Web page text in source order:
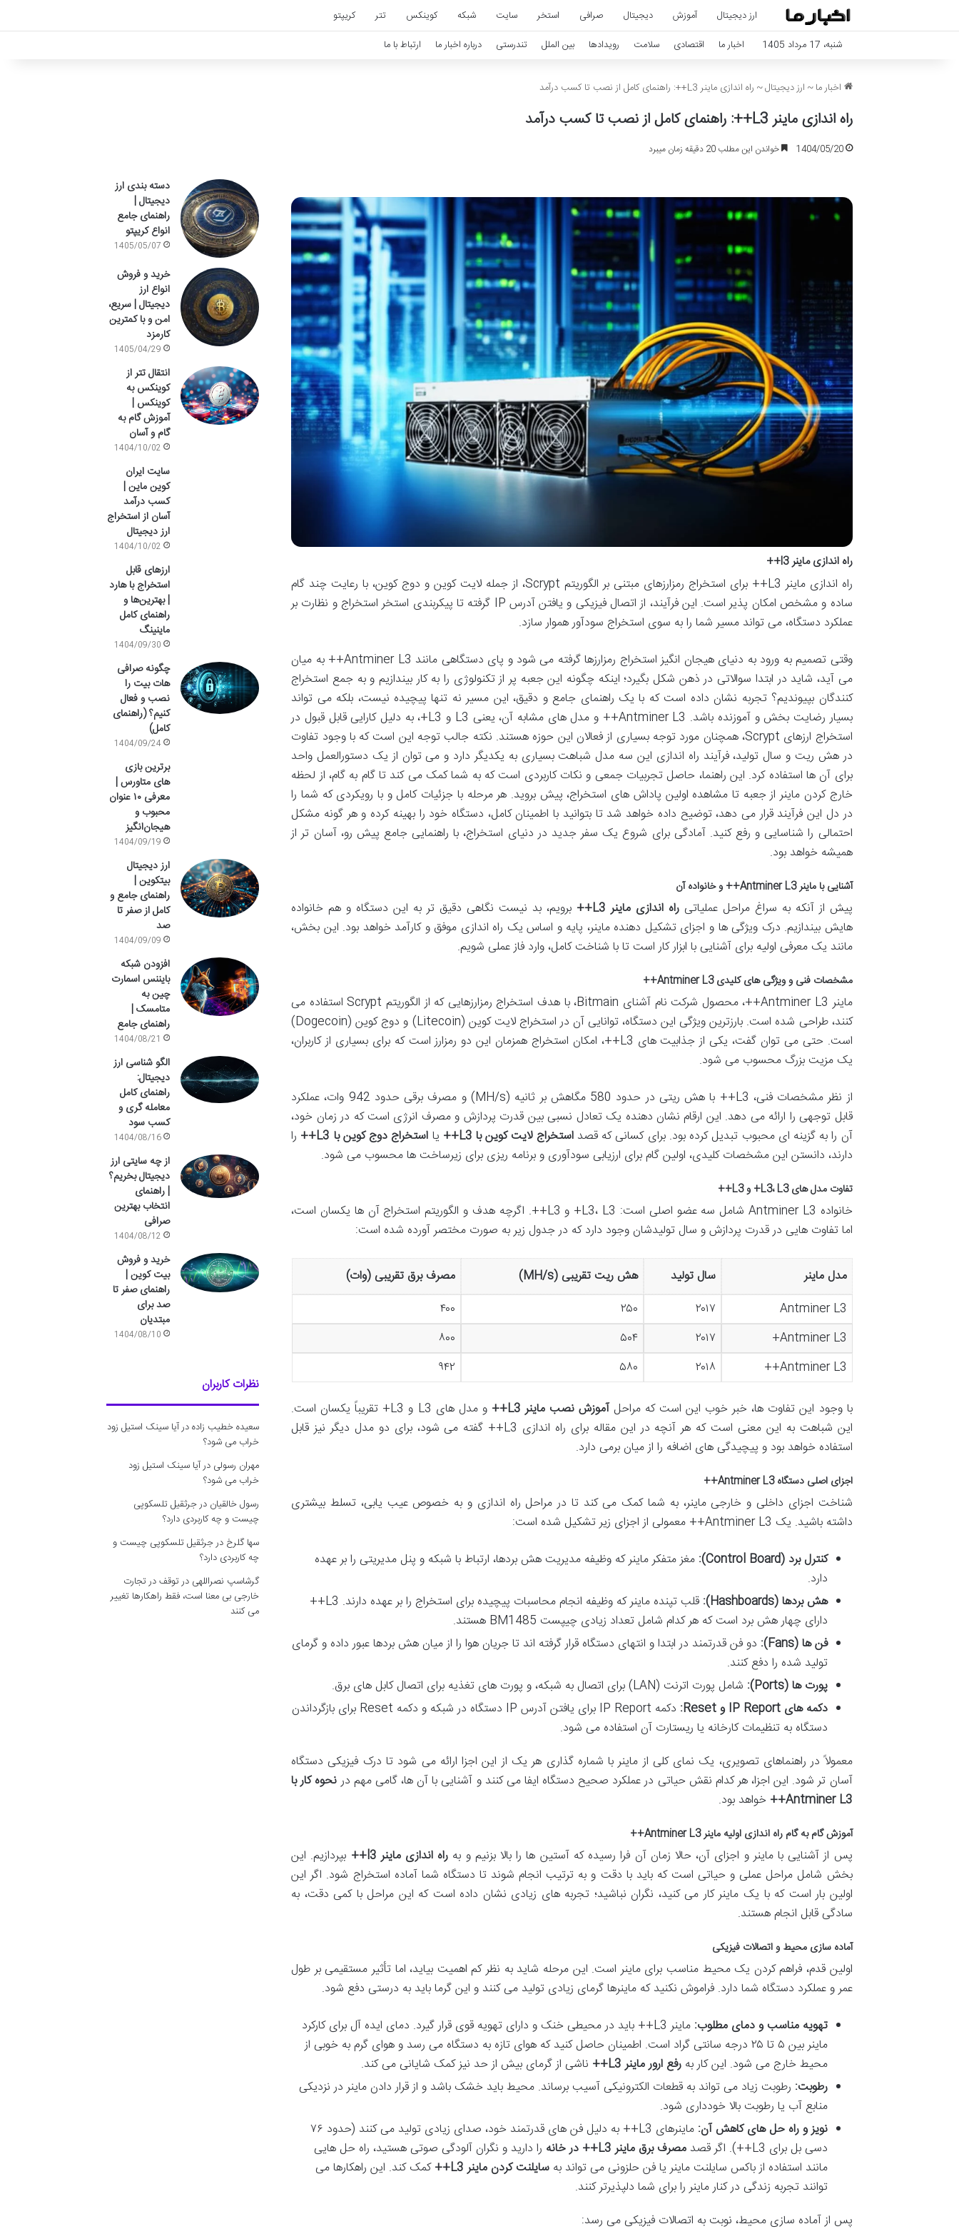
ارز دیجیتال آموزش دیجیتال صرافی استخر سایت شبکه کوینکس تتر
کریپتو
شنبه، 17 مرداد 1405
اخبار ما اقتصادی سلامت رویدادها بین الملل تندرستی درباره اخبار ما ارتباط با ما
اخبار ما ~ ارز دیجیتال~ راه اندازی ماینر L3++: راهنمای کامل از نصب تا کسب درآمد
راه اندازی ماینر L3++: راهنمای کامل از نصب تا کسب درآمد
1404/05/20 خواندن این مطلب 20 دقیقه زمان میبرد
راه اندازی ماینر l3++
راه اندازی ماینر L3++ برای استخراج رمزارزهای مبتنی بر الگوریتم Scrypt، از جمله لایت کوین و دوج کوین، با رعایت چند گام
ساده و مشخص امکان پذیر است. این فرآیند، از اتصال فیزیکی و یافتن آدرس IP گرفته تا پیکربندی استخر استخراج و نظارت بر
عملکرد دستگاه، می تواند مسیر شما را به سوی استخراج سودآور هموار سازد.
وقتی تصمیم به ورود به دنیای هیجان انگیز استخراج رمزارزها گرفته می شود و پای دستگاهی مانند Antminer L3++ به میان
می آید، شاید در ابتدا سوالاتی در ذهن شکل بگیرد؛ اینکه چگونه این جعبه پر از تکنولوژی را به کار بیندازیم و به جمع استخراج
کنندگان بپیوندیم؟ تجربه نشان داده است که با یک راهنمای جامع و دقیق، این مسیر نه تنها پیچیده نیست، بلکه می تواند
بسیار رضایت بخش و آموزنده باشد. Antminer L3++ و مدل های مشابه آن، یعنی L3 و L3+، به دلیل کارایی قابل قبول در
استخراج ارزهای Scrypt، همچنان مورد توجه بسیاری از فعالان این حوزه هستند. نکته جالب توجه این است که با وجود تفاوت
در هش ریت و سال تولید، فرآیند راه اندازی این سه مدل شباهت بسیاری به یکدیگر دارد و می توان از یک دستورالعمل واحد
برای آن ها استفاده کرد. این راهنما، حاصل تجربیات جمعی و نکات کاربردی است که به شما کمک می کند تا گام به گام، از لحظه
خارج کردن ماینر از جعبه تا مشاهده اولین پاداش های استخراج، پیش بروید. هر مرحله با جزئیات کامل و با رویکردی که شما را
در دل این فرآیند قرار می دهد، توضیح داده خواهد شد تا بتوانید با اطمینان کامل، دستگاه خود را بهینه کرده و هر گونه مشکل
احتمالی را شناسایی و رفع کنید. آمادگی برای شروع یک سفر جدید در دنیای استخراج، با راهنمایی جامع پیش رو، آسان تر از
همیشه خواهد بود.
آشنایی با ماینر Antminer L3++ و خانواده آن
پیش از آنکه به سراغ مراحل عملیاتیراه اندازی ماینر L3++
برویم، بد نیست نگاهی دقیق تر به این دستگاه و هم خانواده
هایش بیندازیم. درک ویژگی ها و اجزای تشکیل دهنده ماینر، پایه و اساس یک راه اندازی موفق و کارآمد خواهد بود. این بخش،
مانند یک معرفی اولیه برای آشنایی با ابزار کار است تا با شناخت کامل، وارد فاز عملی شویم.
مشخصات فنی و ویژگی های کلیدی Antminer L3++
ماینر Antminer L3++، محصول شرکت نام آشنای Bitmain، با هدف استخراج رمزارزهایی که از الگوریتم Scrypt استفاده می
کنند، طراحی شده است. بارزترین ویژگی این دستگاه، توانایی آن در استخراج لایت کوین (Litecoin) و دوج کوین (Dogecoin)
است. حتی می توان گفت، یکی از جذابیت های L3++، امکان استخراج همزمان این دو رمزارز است که برای بسیاری از کاربران،
یک مزیت بزرگ محسوب می شود.
از نظر مشخصات فنی، L3++ با هش ریتی در حدود 580 مگاهش بر ثانیه (MH/s) و مصرف برقی حدود 942 وات، عملکرد
قابل توجهی را ارائه می دهد. این ارقام نشان دهنده یک تعادل نسبی بین قدرت پردازش و مصرف انرژی است که در زمان خود،
آن را به گزینه ای محبوب تبدیل کرده بود. برای کسانی که قصداستخراج لایت کوین با L3++ یا استخراج دوج کوین با L3++
را
دارند، دانستن این مشخصات کلیدی، اولین گام برای ارزیابی سودآوری و برنامه ریزی برای زیرساخت ها محسوب می شود.
تفاوت مدل های L3، L3+ و L3++
خانواده Antminer L3 شامل سه عضو اصلی است: L3، L3+ و L3++. اگرچه هدف و الگوریتم استخراج آن ها یکسان است،
اما تفاوت هایی در قدرت پردازش و سال تولیدشان وجود دارد که در جدول زیر به صورت مختصر آورده شده است:
مدل ماینر سال تولید هش ریت تقریبی (MH/s)
مصرف برق تقریبی (وات)
Antminer L3
۲۰۱۷ ۲۵۰
۴۰۰
Antminer L3+
۲۰۱۷ ۵۰۴
۸۰۰
Antminer L3++
۲۰۱۸ ۵۸۰ ۹۴۲
با وجود این تفاوت ها، خبر خوب این است که مراحلآموزش نصب ماینر L3++
و مدل های L3 و L3+ تقریباً یکسان است.
این شباهت به این معنی است که هر آنچه در این مقاله برای راه اندازی L3++ گفته می شود، برای دو مدل دیگر نیز قابل
استفاده خواهد بود و پیچیدگی های اضافه را از میان برمی دارد.
اجزای اصلی دستگاه Antminer L3++
شناخت اجزای داخلی و خارجی ماینر، به شما کمک می کند تا در مراحل راه اندازی و به خصوص عیب یابی، تسلط بیشتری
داشته باشید. یک Antminer L3++ معمولی از اجزای زیر تشکیل شده است:
کنترل برد (Control Board):
مغز متفکر ماینر که وظیفه مدیریت هش بردها، ارتباط با شبکه و پنل مدیریتی را بر عهده
دارد.
هش بردها (Hashboards):
قلب تپنده ماینر که وظیفه انجام محاسبات پیچیده برای استخراج را بر عهده دارند. L3++
دارای چهار هش برد است که هر کدام شامل تعداد زیادی چیپست BM1485 هستند.
فن ها (Fans):
دو فن قدرتمند در ابتدا و انتهای دستگاه قرار گرفته اند تا جریان هوا را از میان هش بردها عبور داده و گرمای
تولید شده را دفع کنند.
پورت ها (Ports):
شامل پورت اترنت (LAN) برای اتصال به شبکه، و پورت های تغذیه برای اتصال کابل های برق.
دکمه های IP Report و Reset:
دکمه IP Report برای یافتن آدرس IP دستگاه در شبکه و دکمه Reset برای بازگرداندن
دستگاه به تنظیمات کارخانه یا ریستارت آن استفاده می شود.
معمولاً در راهنماهای تصویری، یک نمای کلی از ماینر با شماره گذاری هر یک از این اجزا ارائه می شود تا درک فیزیکی دستگاه
آسان تر شود. این اجزا، هر کدام نقش حیاتی در عملکرد صحیح دستگاه ایفا می کنند و آشنایی با آن ها، گامی مهم درنحوه کار با
Antminer L3++
خواهد بود.
آموزش گام به گام راه اندازی اولیه ماینر Antminer L3++
پس از آشنایی با ماینر و اجزای آن، حالا زمان آن فرا رسیده که آستین ها را بالا بزنیم و به راه اندازی ماینر l3++
بپردازیم. این
بخش شامل مراحل عملی و حیاتی است که باید با دقت و به ترتیب انجام شوند تا دستگاه شما آماده استخراج شود. اگر این
اولین بار است که با یک ماینر کار می کنید، نگران نباشید؛ تجربه های زیادی نشان داده است که این مراحل با کمی دقت، به
سادگی قابل انجام هستند.
آماده سازی محیط و اتصالات فیزیکی
اولین قدم، فراهم کردن یک محیط مناسب برای ماینر است. این مرحله شاید به نظر کم اهمیت بیاید، اما تأثیر مستقیمی بر طول
عمر و عملکرد دستگاه شما دارد. فراموش نکنید که ماینرها گرمای زیادی تولید می کنند و این گرما باید به درستی دفع شود.
تهویه مناسب و دمای مطلوب:
ماینر L3++ باید در محیطی خنک و دارای تهویه قوی قرار گیرد. دمای ایده آل برای کارکرد
ماینر بین ۵ تا ۲۵ درجه سانتی گراد است. اطمینان حاصل کنید که هوای تازه به دستگاه می رسد و هوای گرم به خوبی از
محیط خارج می شود. این کار بهرفع ارور ماینر L3++
ناشی از گرمای بیش از حد نیز کمک شایانی می کند.
رطوبت: رطوبت زیاد می تواند به قطعات الکترونیکی آسیب برساند. محیط باید خشک باشد و از قرار دادن ماینر در نزدیکی
منابع آب یا رطوبت بالا خودداری شود.
نویز و راه حل های کاهش آن:
ماینرهای L3++ به دلیل فن های قدرتمند خود، صدای زیادی تولید می کنند (حدود ۷۶
دسی بل برای L3++). اگر قصد
مصرف برق ماینر L3++ در خانه
را دارید و نگران آلودگی صوتی هستید، راه حل هایی
مانند استفاده از باکس سایلنت ماینر یا فن حلزونی می تواند بهسایلنت کردن ماینر L3++
کمک کند. این راهکارها می
توانند تجربه زندگی در کنار ماینر را برای شما دلپذیرتر کنند.
پس از آماده سازی محیط، نوبت به اتصالات فیزیکی می رسد:
دسته بندی ارز
دیجیتال |
راهنمای جامع
انواع کریپتو
1405/05/07
خرید و فروش
انواع ارز
دیجیتال | سریع،
امن و با کمترین
کارمزد
1405/04/29
انتقال تتر از
کوینکس به
کوینکس |
آموزش گام به
گام و آسان
1404/10/02
سایت ایران
کوین ماین |
کسب درآمد
آسان از استخراج
ارز دیجیتال
1404/10/02
ارزهای قابل
استخراج با هارد
| بهترین‌ها و
راهنمای کامل
ماینینگ
1404/09/30
چگونه صرافی
هات بیت را
نصب و فعال
کنیم؟ (راهنمای
کامل)
1404/09/24
برترین بازی
های متاورس |
معرفی ۱۰ عنوان
محبوب و
هیجان‌انگیز
1404/09/19
ارز دیجیتال
بیتکوین |
راهنمای جامع و
کامل از صفر تا
صد
1404/09/09
افزودن شبکه
بایننس اسمارت
چین به
متامسک |
راهنمای جامع
1404/08/21
الگو شناسی ارز
دیجیتال:
راهنمای کامل
معامله گری و
کسب سود
1404/08/16
از چه سایتی ارز
دیجیتال بخریم؟
| راهنمای
انتخاب بهترین
صرافی
1404/08/12
خرید و فروش
بیت کوین |
راهنمای صفر تا
صد برای
مبتدیان
1404/08/10
نظرات کاربران
سعیده خطیب زادهدرآیا سینک استیل زود
خراب می شود؟
مهران رسولی درآیا سینک استیل زود
خراب می شود؟
رسول خالقیان درجرثقیل تلسکوپی
چیست و چه کاربردی دارد؟
سها گلرخ درجرثقیل تلسکوپی چیست و
چه کاربردی دارد؟
گرشاسپ نصراللهی درتوقف در تجارت
خارجی بی معنا است، فقط راهکارها تغییر
می کنند